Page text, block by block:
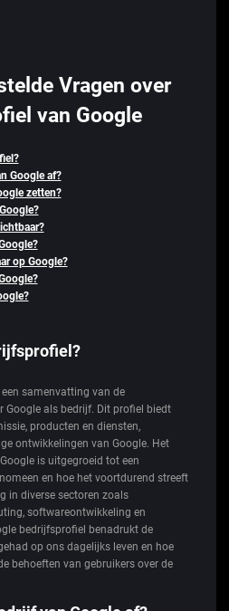
Vragen over
van Google
Google af?
zetten?
op Google?
samenvatting van de
Google als bedrijf. Dit profiel biedt
producten en diensten,
ontwikkelingen van Google. Het
is uitgegroeid tot een
en hoe het voortdurend streeft
in diverse sectoren zoals
softwareontwikkeling en
bedrijfsprofiel benadrukt de
op ons dagelijks leven en hoe
behoeften van gebruikers over de